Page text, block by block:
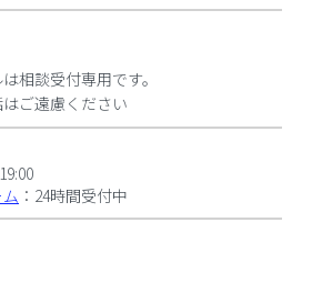
相談受付専用です。
ご遠慮ください
：24時間受付中